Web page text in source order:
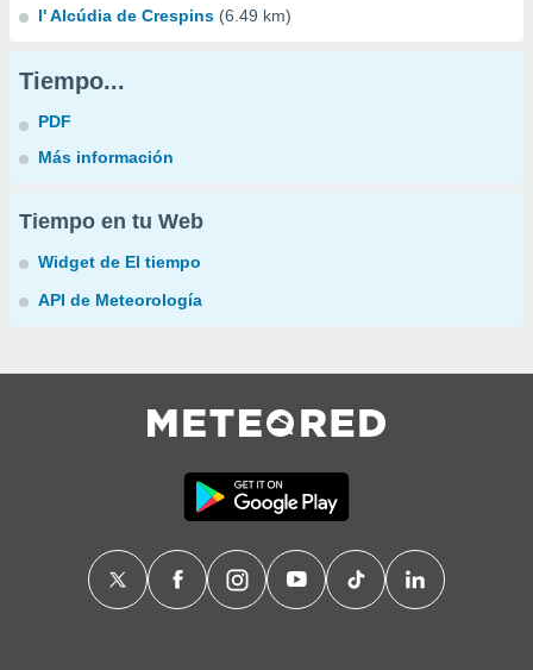
l' Alcúdia de Crespins (6.49 km)
Tiempo...
PDF
Más información
Tiempo en tu Web
Widget de El tiempo
API de Meteorología